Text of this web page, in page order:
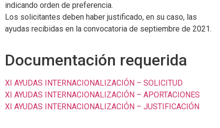
indicando orden de preferencia.
Los solicitantes deben haber justificado, en su caso, las
ayudas recibidas en la convocatoria de septiembre de 2021.
Documentación requerida
XI AYUDAS INTERNACIONALIZACIÓN – SOLICITUD
XI AYUDAS INTERNACIONALIZACIÓN – APORTACIONES
XI AYUDAS INTERNACIONALIZACIÓN – JUSTIFICACIÓN